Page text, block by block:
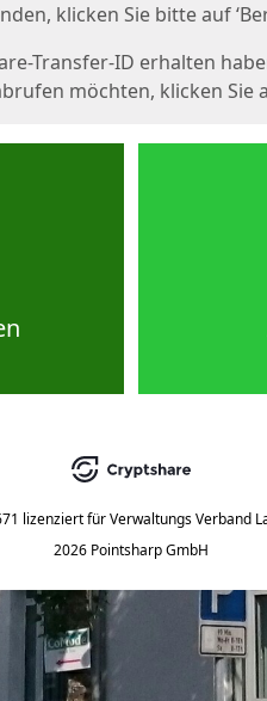
klicken Sie bitte auf
Transfer-ID erhalten
möchten, klicken Sie
lizenziert fürVerwaltungs Verband
2026 Pointsharp GmbH